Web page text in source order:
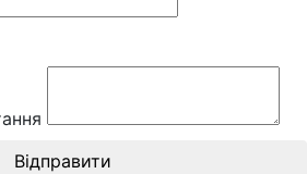
Відправити